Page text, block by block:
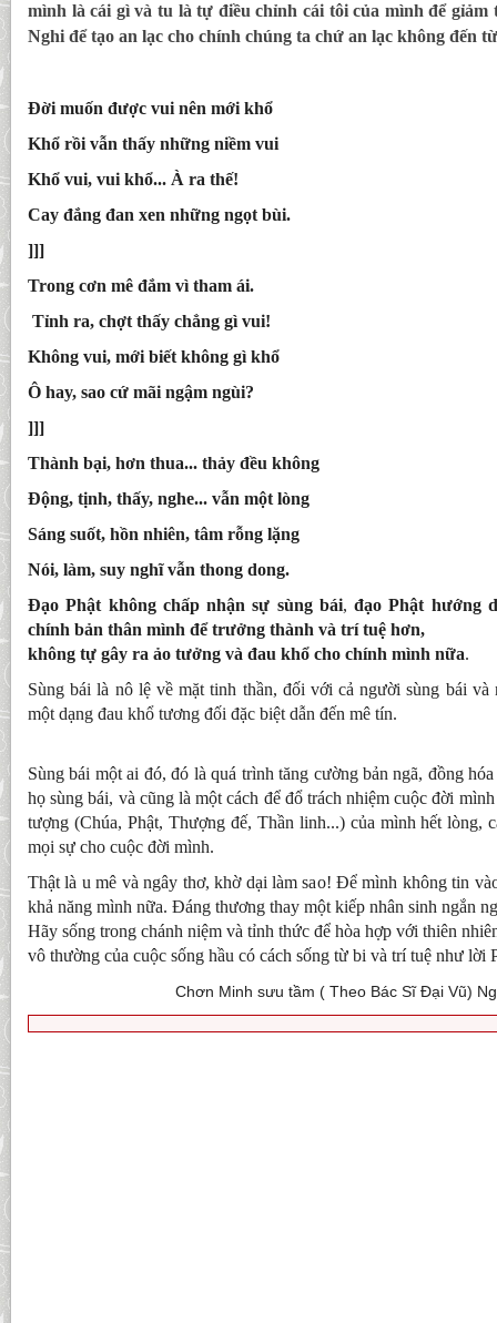
mình là cái gì và tu là tự điều chỉnh cái tôi của mình để gỉảm
Nghi để tạo an lạc cho chính chúng ta chứ an lạc không đến
Đời muốn được vui nên mới khổ
Khổ rồi vẫn thấy những niềm vui
Khổ vui, vui khổ... À ra thế!
Cay đắng đan xen những ngọt bùi.
]]]
Trong cơn mê đắm vì tham ái.
Tỉnh ra, chợt thấy chẳng gì vui!
Không vui, mới biết không gì khổ
Ô hay, sao cứ mãi ngậm ngùi?
]]]
Thành bại, hơn thua... thảy đều không
Động, tịnh, thấy, nghe... vẫn một lòng
Sáng suốt, hồn nhiên, tâm rỗng lặng
Nói, làm, suy nghĩ vẫn thong dong.
Đạo Phật không chấp nhận sự sùng bái, đạo Phật hướng
chính bản thân mình để trưởng thành và trí tuệ hơn,
không tự gây ra ảo tưởng và đau khổ cho chính mình nữa.
Sùng bái là nô lệ về mặt tinh thần, đối với cả người sùng bái
một dạng đau khổ tương đối đặc biệt dẫn đến mê tín.
Sùng bái một ai đó, đó là quá trình tăng cường bản ngã, đồng
họ sùng bái, và cũng là một cách để đổ trách nhiệm cuộc đời
tượng (Chúa, Phật, Thượng đế, Thần linh...) của mình hết lòng,
mọi sự cho cuộc đời mình.
Thật là u mê và ngây thơ, khờ dại làm sao! Để mình không tin
khả năng mình nữa. Đáng thương thay một kiếp nhân sinh ngắn
Hãy sống trong chánh niệm và tỉnh thức để hòa hợp với thiên
vô thường của cuộc sống hầu có cách sống từ bi và trí tuệ như lời
Chơn Minh sưu tầm ( Theo Bác Sĩ Đại Vũ)